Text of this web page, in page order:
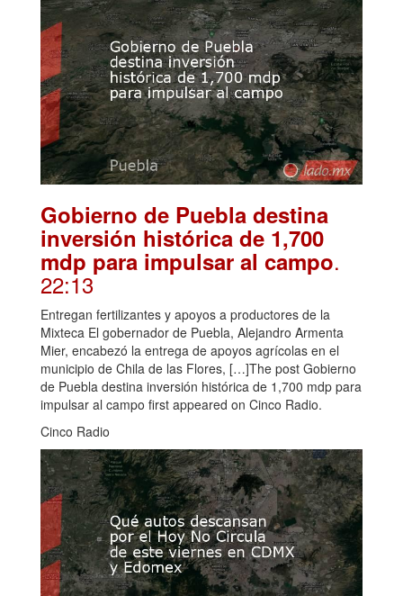
Gobierno de Puebla destina
inversión histórica de 1,700
mdp para impulsar al campo.
22:13
Entregan fertilizantes y apoyos a productores de la
Mixteca El gobernador de Puebla, Alejandro Armenta
Mier, encabezó la entrega de apoyos agrícolas en el
municipio de Chila de las Flores, […]The post Gobierno
de Puebla destina inversión histórica de 1,700 mdp para
impulsar al campo first appeared on Cinco Radio.
Cinco Radio